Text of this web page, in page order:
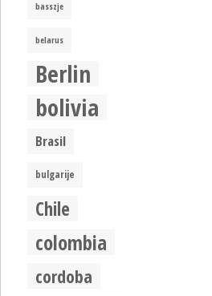
basszje
belarus
Berlin
bolivia
Brasil
bulgarije
Chile
colombia
cordoba